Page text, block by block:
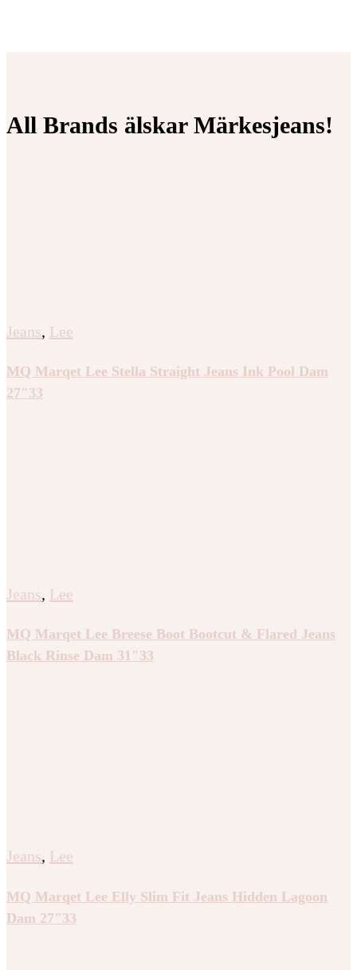
All Brands älskar Märkesjeans!
Jeans, Lee
MQ Marqet Lee Stella Straight Jeans Ink Pool Dam
27″33
Jeans, Lee
MQ Marqet Lee Breese Boot Bootcut & Flared Jeans
Black Rinse Dam 31″33
Jeans, Lee
MQ Marqet Lee Elly Slim Fit Jeans Hidden Lagoon
Dam 27″33